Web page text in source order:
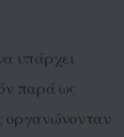
υπάρχει
παρά ως
οργανώνονταν